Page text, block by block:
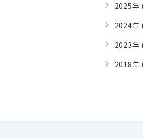
2025年
2024年
2023年
2018年